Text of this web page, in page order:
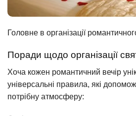
Головне в організації
Поради щодо організації
Хоча кожен романтичний вечір
універсальні правила, які
потрібну атмосферу: